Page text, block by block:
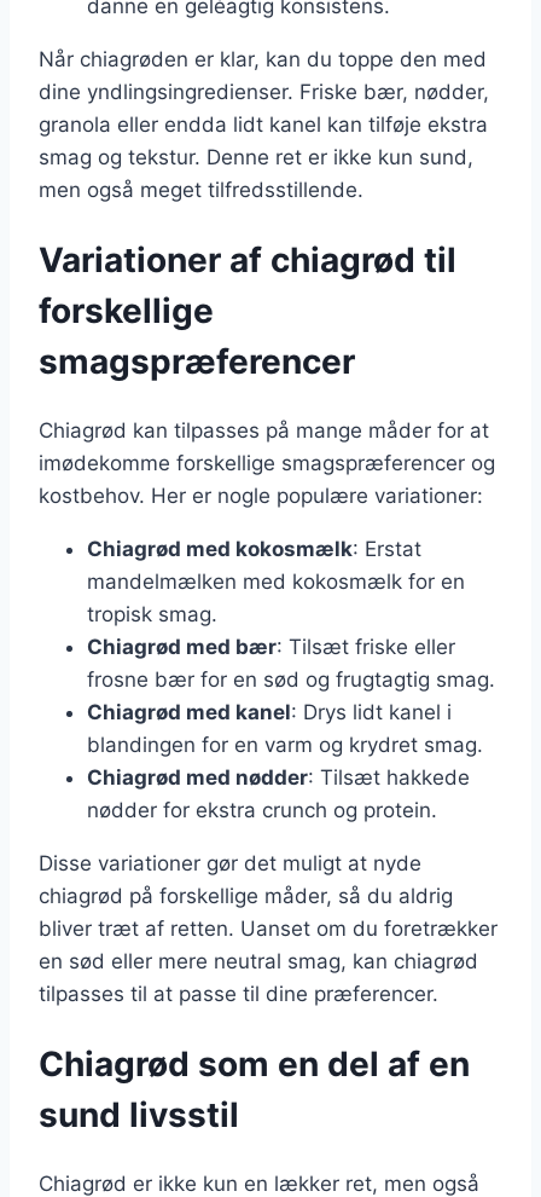
danne en geléagtig konsistens.
Når chiagrøden er klar, kan du toppe den med
dine yndlingsingredienser. Friske bær, nødder,
granola eller endda lidt kanel kan tilføje ekstra
smag og tekstur. Denne ret er ikke kun sund,
men også meget tilfredsstillende.
Variationer af chiagrød til
forskellige
smagspræferencer
Chiagrød kan tilpasses på mange måder for at
imødekomme forskellige smagspræferencer og
kostbehov. Her er nogle populære variationer:
Chiagrød med kokosmælk: Erstat
mandelmælken med kokosmælk for en
tropisk smag.
Chiagrød med bær: Tilsæt friske eller
frosne bær for en sød og frugtagtig smag.
Chiagrød med kanel: Drys lidt kanel i
blandingen for en varm og krydret smag.
Chiagrød med nødder: Tilsæt hakkede
nødder for ekstra crunch og protein.
Disse variationer gør det muligt at nyde
chiagrød på forskellige måder, så du aldrig
bliver træt af retten. Uanset om du foretrækker
en sød eller mere neutral smag, kan chiagrød
tilpasses til at passe til dine præferencer.
Chiagrød som en del af en
sund livsstil
Chiagrød er ikke kun en lækker ret, men også